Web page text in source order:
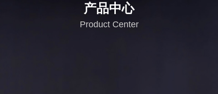
产品中心
Product Center